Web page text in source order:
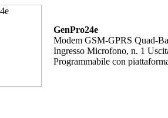
GenPro24e
Modem GSM-GPRS Quad-
Ingresso Microfono, n. 1
Programmabile con